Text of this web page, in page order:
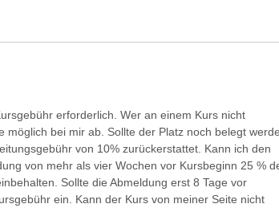
erforderlich. Wer an einem Kurs nicht
bei mir ab. Sollte der Platz noch belegt
von 10% zurückerstattet. Kann ich den
von mehr als vier Wochen vor Kursbeginn 25 %
Sollte die Abmeldung erst 8 Tage vor
ein. Kann der Kurs von meiner Seite nicht